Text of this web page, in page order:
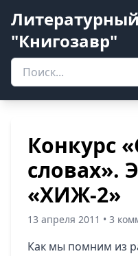
"Книгозавр"
Конкурс
словах».
«ХИЖ-2»
13 апреля 2011 • 3
Как мы помним из